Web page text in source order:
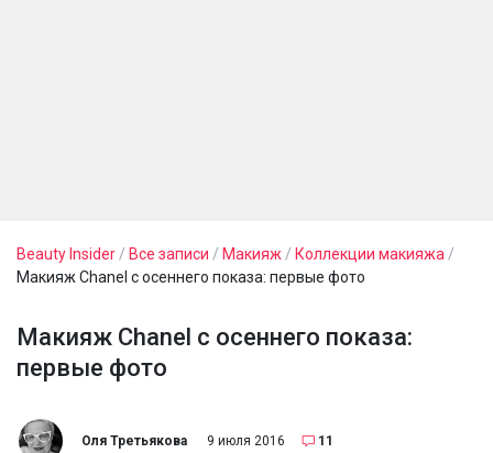
Beauty Insider / Все записи / Макияж / Коллекции макияжа /
Макияж Chanel с осеннего показа: первые фото
Макияж Chanel с осеннего показа:
первые фото
Оля Третьякова 9 июля 2016 11